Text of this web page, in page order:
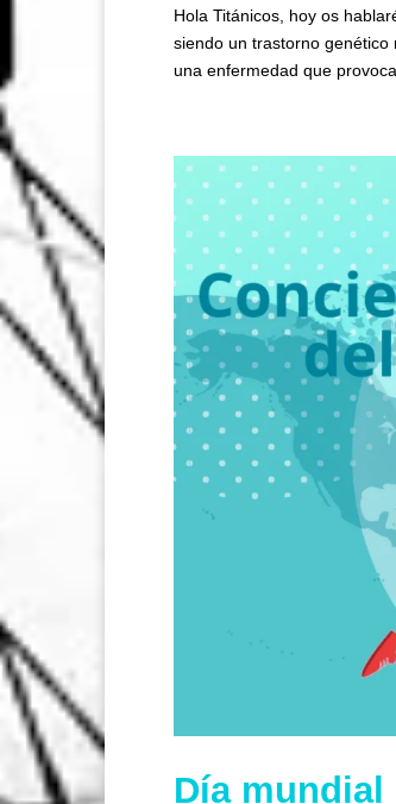
Hola Titánicos, hoy os
siendo un trastorno
una enfermedad que
Día